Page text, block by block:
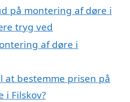
på montering af døre i
tryg ved
af døre i
at bestemme prisen på
i Filskov?